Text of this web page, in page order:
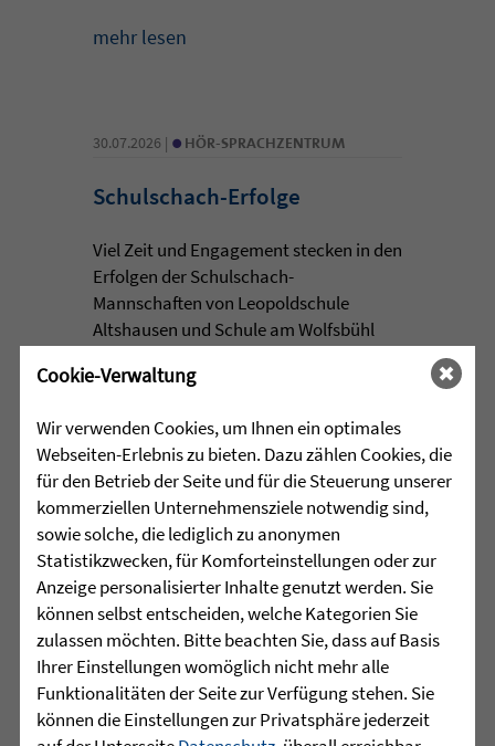
mehr lesen
30.07.2026 | • HÖR-SPRACHZENTRUM
Schulschach-Erfolge
Viel Zeit und Engagement stecken in den
Erfolgen der Schulschach-
Mannschaften von Leopoldschule
Altshausen und Schule am Wolfsbühl
29.07.2026 |•JUGENDHILFE
Vertrauen. Mehr braucht es
manchmal nicht.
Acht junge Menschen feierten Ende Juli
ihren erfolgreichen Abschluss der 10.
Klasse in der Jugendhilfeeinrichtung
Martinshaus ...
Cookie-Verwaltung
Wir verwenden Cookies, um Ihnen ein optimales
Webseiten-Erlebnis zu bieten. Dazu zählen Cookies, die
für den Betrieb der Seite und für die Steuerung unserer
kommerziellen Unternehmensziele notwendig sind,
sowie solche, die lediglich zu anonymen
Statistikzwecken, für Komforteinstellungen oder zur
Anzeige personalisierter Inhalte genutzt werden. Sie
können selbst entscheiden, welche Kategorien Sie
zulassen möchten. Bitte beachten Sie, dass auf Basis
Ihrer Einstellungen womöglich nicht mehr alle
Funktionalitäten der Seite zur Verfügung stehen. Sie
können die Einstellungen zur Privatsphäre jederzeit